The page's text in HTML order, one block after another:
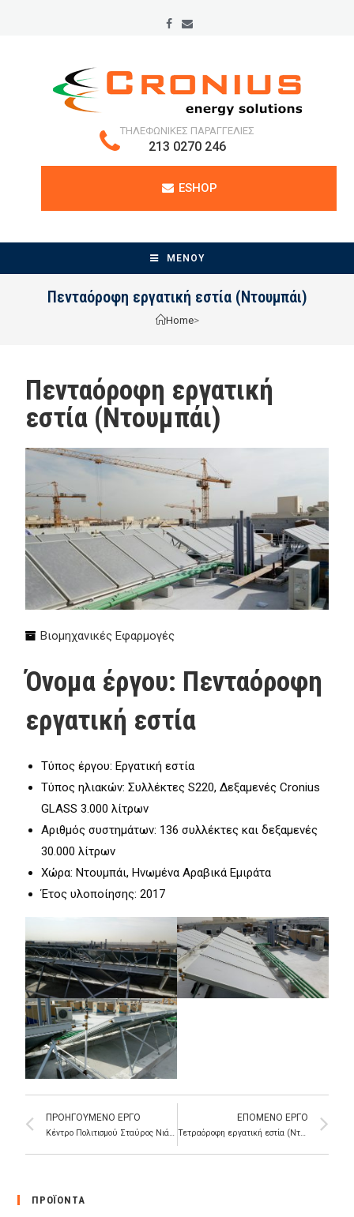
ΤΗΛΕΦΩΝΙΚΕΣ ΠΑΡΑΓΓΕΛΙΕΣ
213 0270 246
ESHOP
ΜΕΝΟΥ
Πενταόροφη εργατική εστία (Ντουμπάι)
Home>
Πενταόροφη εργατική
εστία (Ντουμπάι)
Βιομηχανικές Εφαρμογές
Όνομα έργου: Πενταόροφη
εργατική εστία
Τύπος έργου: Εργατική εστία
Τύπος ηλιακών: Συλλέκτες S220, Δεξαμενές Cronius
GLASS 3.000 λίτρων
Αριθμός συστημάτων: 136 συλλέκτες και δεξαμενές
30.000 λίτρων
Χώρα: Ντουμπάι, Ηνωμένα Αραβικά Εμιράτα
Έτος υλοποίησης: 2017
ΠΡΟΗΓΟΥΜΕΝΟ ΕΡΓΟ
Κέντρο Πολιτισμού Σταύρος Νιάρχος (Ελλάδα)
ΕΠΟΜΕΝΟ ΕΡΓΟ
Τετραόροφη εργατική εστία (Ντουμπάι)
ΠΡΟΪΌΝΤΑ